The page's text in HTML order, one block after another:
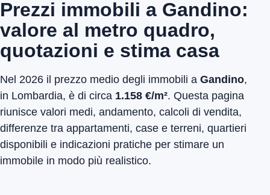
Prezzi immobili a Gandino:
valore al metro quadro,
quotazioni e stima casa
Nel 2026 il prezzo medio degli immobili a Gandino,
in Lombardia, è di circa 1.158 €/m². Questa pagina
riunisce valori medi, andamento, calcoli di vendita,
differenze tra appartamenti, case e terreni, quartieri
disponibili e indicazioni pratiche per stimare un
immobile in modo più realistico.